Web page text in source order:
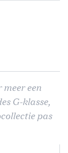
een
G-klasse,
pas